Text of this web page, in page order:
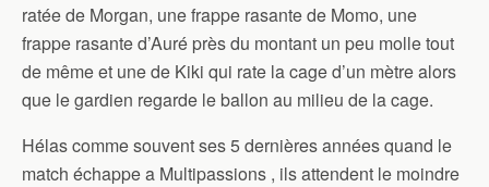
ratée de Morgan, une frappe rasante de Momo, une
frappe rasante d’Auré près du montant un peu molle tout
de même et une de Kiki qui rate la cage d’un mètre alors
que le gardien regarde le ballon au milieu de la cage.
Hélas comme souvent ses 5 dernières années quand le
match échappe a Multipassions , ils attendent le moindre